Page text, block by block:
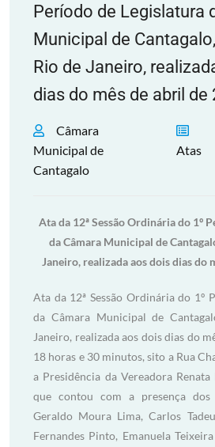
Período de Legislatura
Municipal de
Rio de Janeiro,
dias do mês de abril de
Câmara
Municipal de
Cantagalo
Atas
Ata da 12ª Sessão Ordinária do 1º
da Câmara Municipal de
Janeiro, realizada aos dois dias do
Ata da 12ª Sessão Ordinária do 1º
da Câmara Municipal de
Janeiro, realizada aos dois dias do
18 horas e 30 minutos, sito a Rua
a Presidência da Vereadora
que contou com a presença dos
Geraldo Moura Lima, Carlos
Fernandes Pinto, Emanuela